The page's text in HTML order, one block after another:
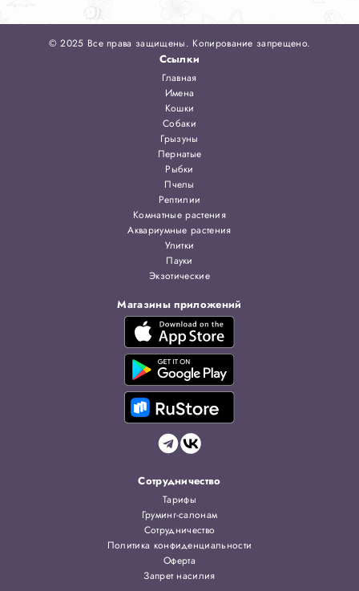
© 2025 Все права защищены. Копирование запрещено.
Ссылки
Главная
Имена
Кошки
Собаки
Грызуны
Пернатые
Рыбки
Пчелы
Рептилии
Комнатные растения
Аквариумные растения
Улитки
Пауки
Экзотические
Магазины приложений
Сотрудничество
Тарифы
Груминг-салонам
Сотрудничество
Политика конфиденциальности
Оферта
Запрет насилия